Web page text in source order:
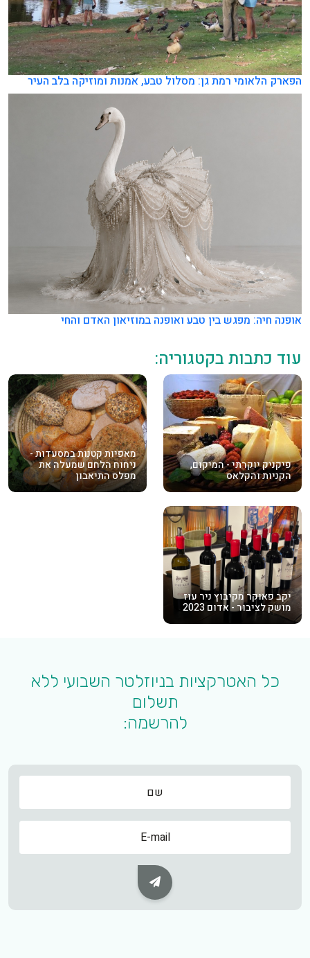
הפארק הלאומי רמת גן: מסלול טבע, אמנות ומוזיקה בלב העיר
אופנה חיה: מפגש בין טבע ואופנה במוזיאון האדם והחי
עוד כתבות בקטגוריה:
פיקניק יוקרתי - המיקום,
הקניות והקלאס
מאפיות קטנות במסעדות -
ניחוח הלחם שמעלה את
מפלס התיאבון
יקב פאוקר מקיבוץ ניר עוז
מושק לציבור - אדום 2023
כל האטרקציות בניוזלטר השבועי ללא
תשלום
להרשמה:
שם
שם
Subscribe Button